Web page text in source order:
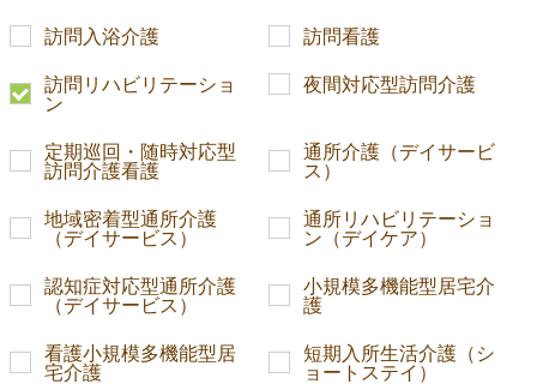
訪問入浴介護 訪問看護
訪問リハビリテーショ
ン
夜間対応型訪問介護
定期巡回・随時対応型
訪問介護看護
通所介護（デイサービ
ス）
地域密着型通所介護
（デイサービス）
通所リハビリテーショ
ン（デイケア）
認知症対応型通所介護
（デイサービス）
小規模多機能型居宅介
護
看護小規模多機能型居
宅介護
短期入所生活介護（シ
ョートステイ）